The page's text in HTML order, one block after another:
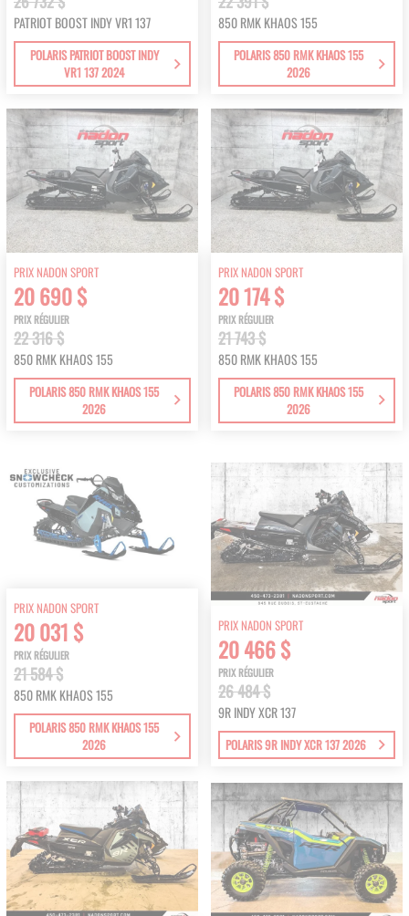
PATRIOT BOOST INDY VR1 137
POLARIS PATRIOT BOOST INDY
VR1 137 2024
850 RMK KHAOS 155
POLARIS 850 RMK KHAOS 155
2026
PRIX NADON SPORT
20 690 $
PRIX RÉGULIER
22 316 $
850 RMK KHAOS 155
POLARIS 850 RMK KHAOS 155
2026
PRIX NADON SPORT
20 174 $
PRIX RÉGULIER
21 743 $
850 RMK KHAOS 155
POLARIS 850 RMK KHAOS 155
2026
PRIX NADON SPORT
20 031 $
PRIX RÉGULIER
21 584 $
850 RMK KHAOS 155
POLARIS 850 RMK KHAOS 155
2026
PRIX NADON SPORT
20 466 $
PRIX RÉGULIER
26 484 $
9R INDY XCR 137
POLARIS 9R INDY XCR 137 2026